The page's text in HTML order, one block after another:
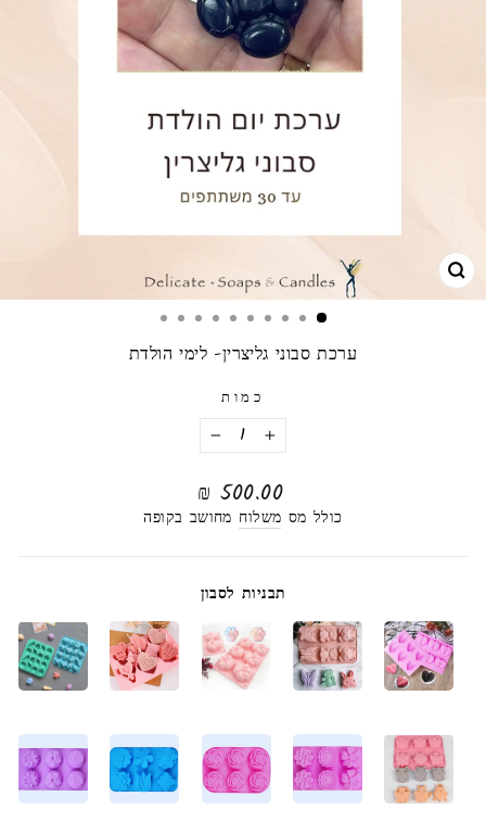
ערכת סבוני גליצרין- לימי הולדת
כמות
−
+
מחיר
רגיל
500.00 ₪
כולל מס משלוח מחושב בקופה
תבניות לסבון